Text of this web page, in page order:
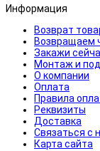
Информация
Возврат
Возвращаем
Закажи
Монтаж и
О компании
Оплата
Правила
Реквизиты
Доставка
Связаться с
Карта сайта